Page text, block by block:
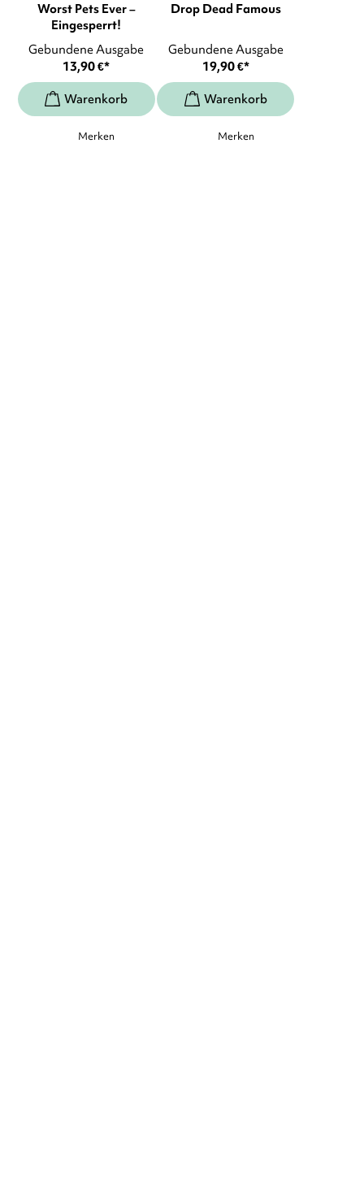
Worst Pets Ever –
Eingesperrt!
Gebundene Ausgabe
13,90€*
Merken
Drop Dead Famous
Gebundene Ausgabe
19,90€*
Merken